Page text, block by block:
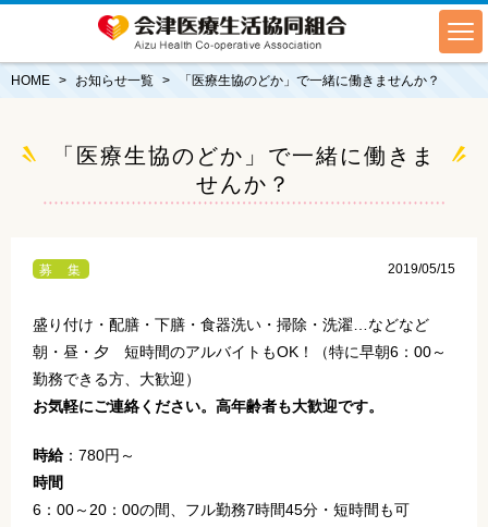
HOME お知らせ一覧 「医療生協のどか」で一緒に働きませんか？
「医療生協のどか」で一緒に働きま
せんか？
募 集 2019/05/15
盛り付け・配膳・下膳・食器洗い・掃除・洗濯…などなど
朝・昼・夕 短時間のアルバイトもOK！（特に早朝6：00～
勤務できる方、大歓迎）
お気軽にご連絡ください。高年齢者も大歓迎です。
時給：780円～
時間
6：00～20：00の間、フル勤務7時間45分・短時間も可